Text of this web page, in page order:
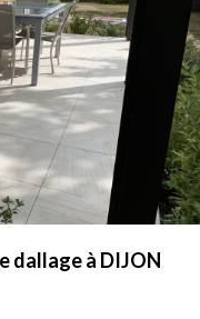
dallage à DIJON